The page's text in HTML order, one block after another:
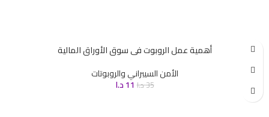
أهمية عمل الروبوت فى سوق الأوراق المالية
الأمن السيبراني والروبوتات
35د.ا 11د.ا